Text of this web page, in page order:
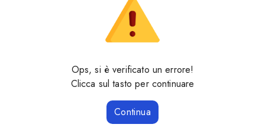
Ops, si è verificato un errore!
Clicca sul tasto per continuare
Continua